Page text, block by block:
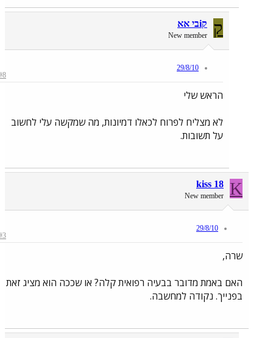
ק קiבי אא
New member
29/8/10
הראש שלי
לא מצליח לפרוח לכאלו דמיונות, מה שמקשה עלי לחשוב
על תשובות.
K
kiss 18
New member
29/8/10
שרה,
האם באמת מדובר בבעיה רפואית קלה? או שככה הוא מציג זאת
בפנייך. נקודה למחשבה.